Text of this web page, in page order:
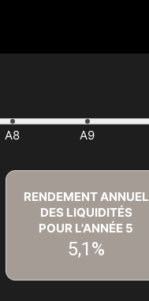
RENDEMENT ANNUEL
DES LIQUIDITÉS
POUR L'ANNÉE 5
5,1%